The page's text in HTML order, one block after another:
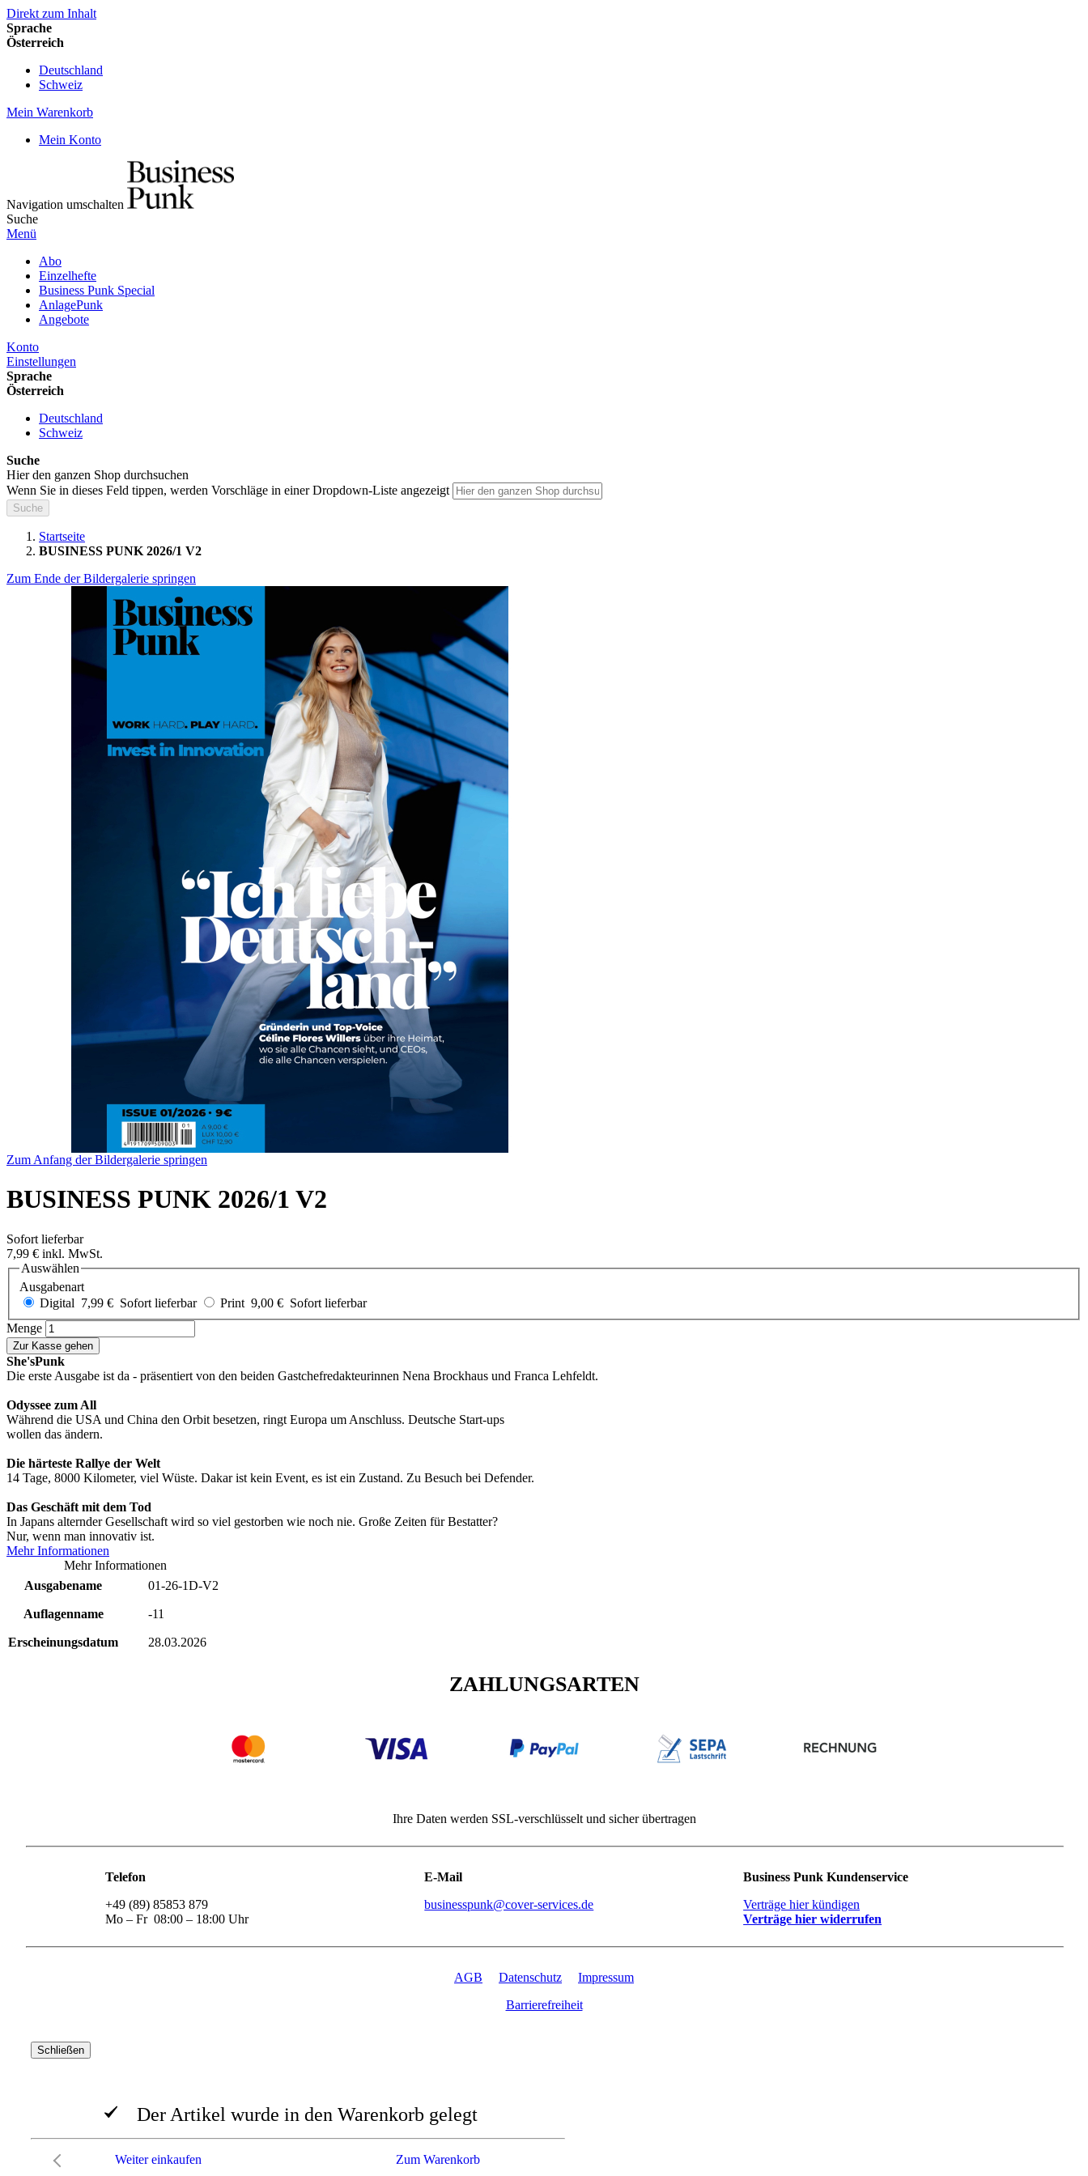
Direkt zum Inhalt
Sprache
Österreich
Deutschland
Schweiz
Mein Warenkorb
Mein Konto
Navigation umschalten
Suche
Menü
Abo
Einzelhefte
Business Punk Special
AnlagePunk
Angebote
Konto
Einstellungen
Sprache
Österreich
Deutschland
Schweiz
Suche
Hier den ganzen Shop durchsuchen
Wenn Sie in dieses Feld tippen, werden Vorschläge in einer Dropdown-Liste angezeigt
Suche
Startseite
BUSINESS PUNK 2026/1 V2
Zum Ende der Bildergalerie springen
Zum Anfang der Bildergalerie springen
BUSINESS PUNK 2026/1 V2
Sofort lieferbar
7,99 € inkl. MwSt.
Auswählen
Ausgabenart
Digital 7,99 € Sofort lieferbar Print 9,00 € Sofort lieferbar
Menge
Zur Kasse gehen
She'sPunk
Die erste Ausgabe ist da - präsentiert von den beiden Gastchefredakteurinnen Nena Brockhaus und Franca Lehfeldt.
Odyssee zum All
Während die USA und China den Orbit besetzen, ringt Europa um Anschluss. Deutsche Start-ups
wollen das ändern.
Die härteste Rallye der Welt
14 Tage, 8000 Kilometer, viel Wüste. Dakar ist kein Event, es ist ein Zustand. Zu Besuch bei Defender.
Das Geschäft mit dem Tod
In Japans alternder Gesellschaft wird so viel gestorben wie noch nie. Große Zeiten für Bestatter?
Nur, wenn man innovativ ist.
Mehr Informationen
Mehr Informationen
Ausgabename
01-26-1D-V2
Auflagenname -11
Erscheinungsdatum 28.03.2026
ZAHLUNGSARTEN
Ihre Daten werden SSL-verschlüsselt und sicher übertragen
Telefon
+49 (89) 85853 879
Mo – Fr 08:00 – 18:00 Uhr
E-Mail
businesspunk@cover-services.de
Business Punk Kundenservice
Verträge hier kündigen
Verträge hier widerrufen
AGB Datenschutz
Impressum
Barrierefreiheit
Schließen
Der Artikel wurde in den Warenkorb gelegt
Zum Warenkorb
Weiter einkaufen